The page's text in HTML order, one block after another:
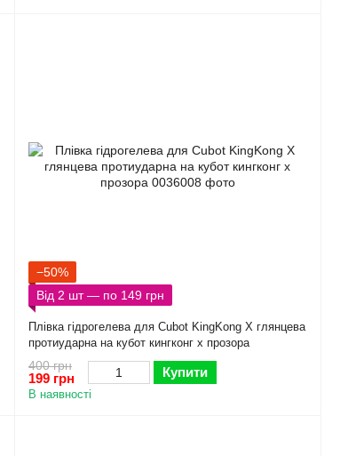
−50%
Від 2 шт — по 149 грн
Плівка гідрогелева для Cubot KingKong X глянцева
протиударна на кубот кингконг х прозора
400 грн
199 грн Купити
В наявності